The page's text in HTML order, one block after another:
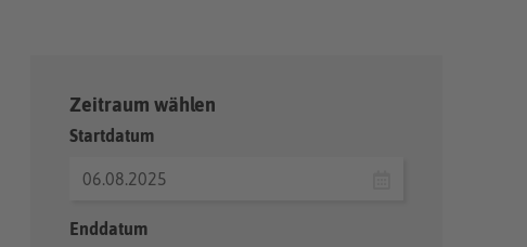
Zeitraum wählen
Startdatum
Enddatum